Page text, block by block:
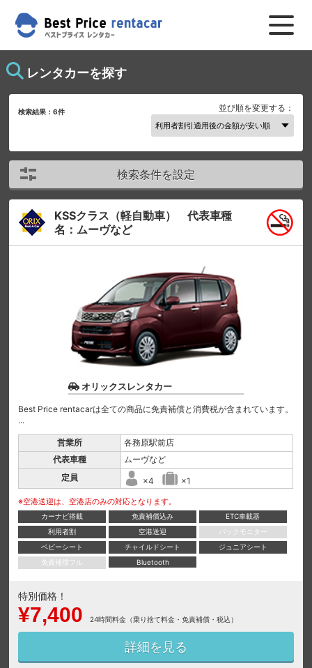
レンタカーを探す
検索結果：6件 並び順を変更する：
検索条件を設定
KSSクラス（軽自動車） 代表車種
名：ムーヴなど
オリックスレンタカー
Best Price rentacarは全ての商品に免責補償と消費税が含まれています。
...
営業所
各務原駅前店
代表車種
ムーヴなど
定員
×4 ×1
※空港送迎は、空港店のみの対応となります。
カーナビ搭載 免責補償込み
ETC車載器
利用者割
空港送迎
バックモニター
ベビーシート
チャイルドシート
ジュニアシート
免責補償フル
Bluetooth
特別価格！
¥7,400 24時間料金（乗り捨て料金・免責補償・税込）
詳細を見る